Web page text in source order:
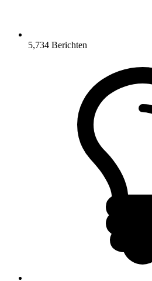
5,734 Berichten